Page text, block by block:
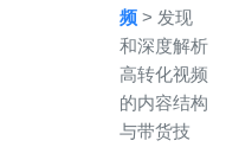
频 > 发现
和深度解析
高转化视频
的内容结构
与带货技